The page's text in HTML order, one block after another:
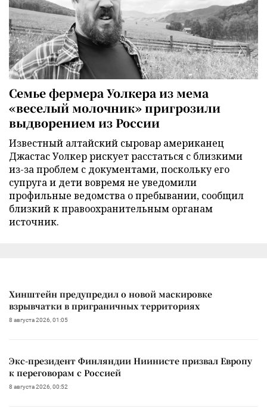
Семье фермера Уолкера из мема
«веселый молочник» пригрозили
выдворением из России
Известный алтайский сыровар американец
Джастас Уолкер рискует расстаться с близкими
из-за проблем с документами, поскольку его
супруга и дети вовремя не уведомили
профильные ведомства о пребывании, сообщил
близкий к правоохранительным органам
источник.
Хинштейн предупредил о новой маскировке
взрывчатки в приграничных территориях
8 августа 2026, 01:05
Экс-президент Финляндии Ниинисте призвал Европу
к переговорам с Россией
8 августа 2026, 00:52